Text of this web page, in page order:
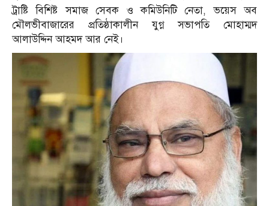
ট্রাষ্টি বিশিষ্ট সমাজ সেবক ও কমিউনিটি নেতা, ভয়েস অব
মৌলভীবাজারের প্রতিষ্ঠাকালীন যুগ্ন সভাপতি মোহাম্মদ
আলাউদ্দিন আহমদ আর নেই।